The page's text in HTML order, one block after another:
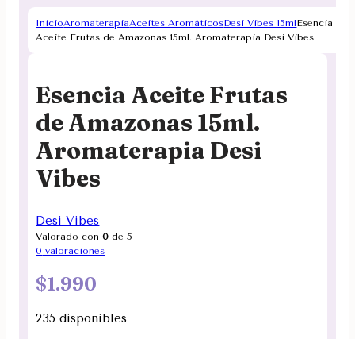
InicioAromaterapiaAceites AromáticosDesi Vibes 15mlEsencia
Aceite Frutas de Amazonas 15ml. Aromaterapia Desi Vibes
Esencia Aceite Frutas
de Amazonas 15ml.
Aromaterapia Desi
Vibes
Desi Vibes
Valorado con0 de 5
0 valoraciones
$1.990
235 disponibles